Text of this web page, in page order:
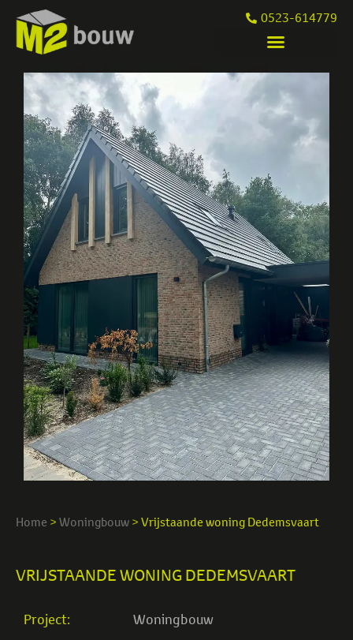
0523-614779
Home > Woningbouw > Vrijstaande woning Dedemsvaart
VRIJSTAANDE WONING DEDEMSVAART
Project:
Woningbouw